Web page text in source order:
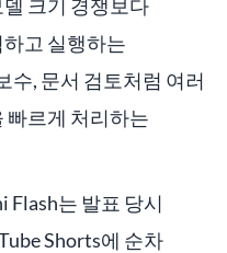
크기 경쟁보다
고 실행하는
수, 문서 검토처럼 여러
빠르게 처리하는
Flash는 발표 당시
Shorts에 순차